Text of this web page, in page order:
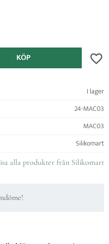
KÖP
I lager
24-MAC03
MAC03
Silikomart
alla produkter från Silikomart